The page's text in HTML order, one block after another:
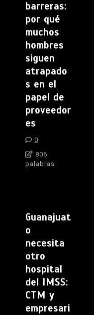
barreras:
por qué
muchos
hombres
siguen
atrapado
s en el
papel de
proveedor
es
0
806
palabras
Guanajuat
o
necesita
otro
hospital
del IMSS:
CTM y
empresari